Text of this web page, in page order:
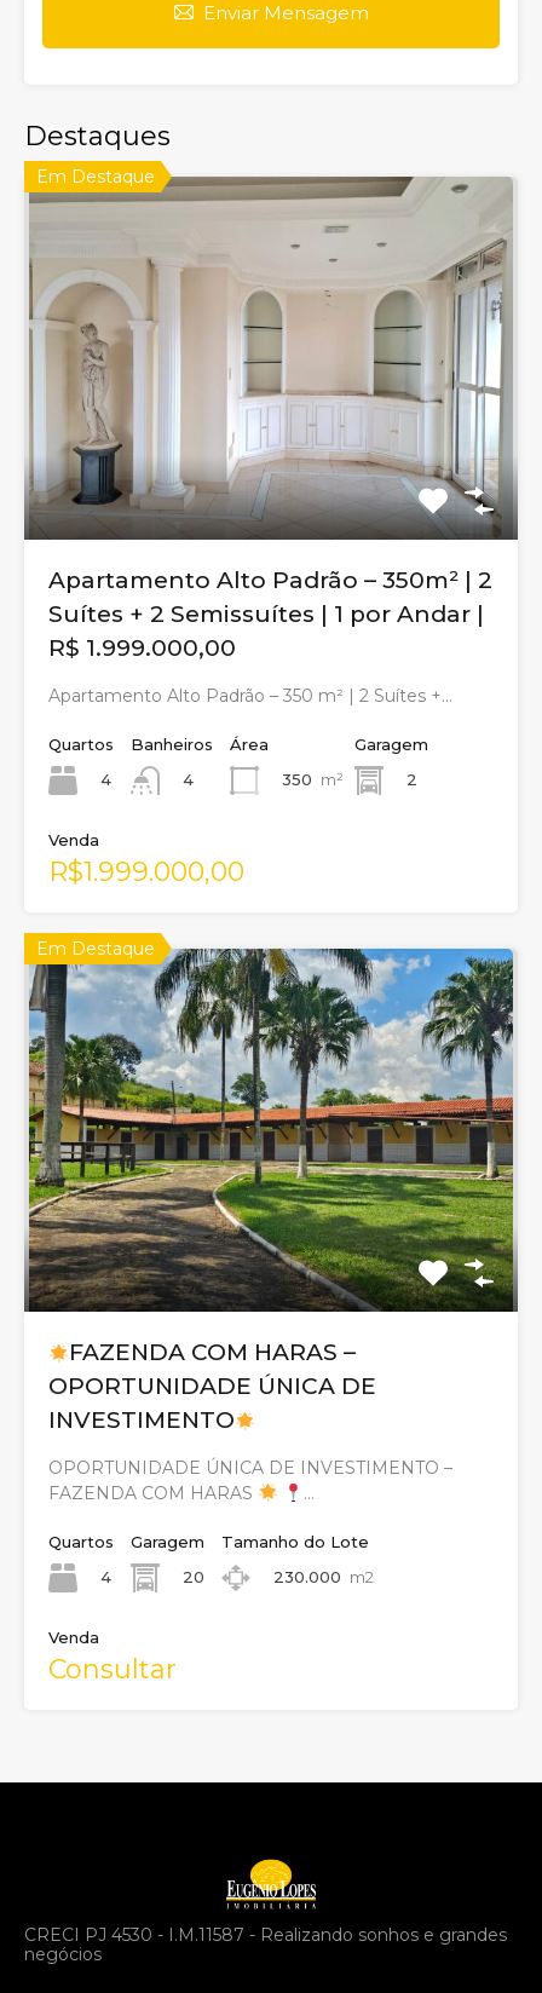
Enviar Mensagem
Destaques
Em Destaque
Apartamento Alto Padrão – 350m² | 2
Suítes + 2 Semissuítes | 1 por Andar |
R$ 1.999.000,00
Apartamento Alto Padrão – 350 m² | 2 Suítes +…
Quartos
4
Banheiros
4
Área
350 m²
Garagem
2
Venda
R$1.999.000,00
Em Destaque
FAZENDA COM HARAS –
OPORTUNIDADE ÚNICA DE
INVESTIMENTO
OPORTUNIDADE ÚNICA DE INVESTIMENTO –
FAZENDA COM HARAS
…
Quartos
4
Garagem
20
Tamanho do Lote
230.000 m2
Venda
Consultar
CRECI PJ 4530 - I.M.11587 - Realizando sonhos e grandes
negócios